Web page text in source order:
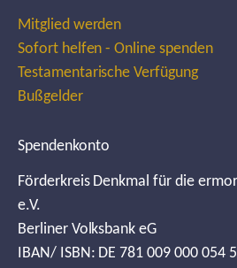
Mitglied werden
Sofort helfen - Online spenden
Testamentarische Verfügung
Bußgelder
Spendenkonto
Förderkreis Denkmal für die
e.V.
Berliner Volksbank eG
IBAN/ ISBN: DE 781 009 000 054